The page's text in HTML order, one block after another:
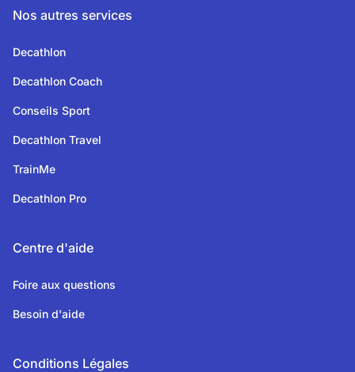
Nos autres services
Decathlon
Decathlon Coach
Conseils Sport
Decathlon Travel
TrainMe
Decathlon Pro
Centre d'aide
Foire aux questions
Besoin d'aide
Conditions Légales